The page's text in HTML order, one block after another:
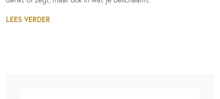
LEES VERDER